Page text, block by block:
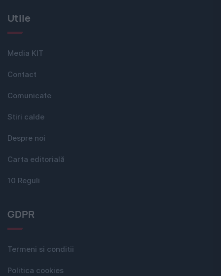
Utile
Media KIT
Contact
Comunicate
Stiri calde
Despre noi
Carta editorială
10 Reguli
GDPR
Termeni si conditii
Politica cookies